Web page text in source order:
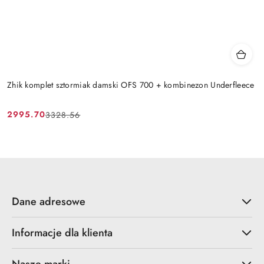
Zhik komplet sztormiak damski OFS 700 + kombinezon Underfleece
Cena
2995.70
Cena
3328.56
Dane adresowe
Informacje dla klienta